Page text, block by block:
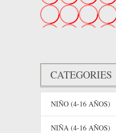
CATEGORIES
NIÑO (4-16 AÑOS)
NIÑA (4-16 AÑOS)